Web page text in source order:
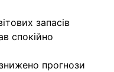
прогнози